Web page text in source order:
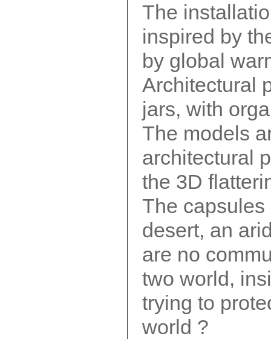
The
inspired by
by global
Architectural
jars, with
The models
architectural
the 3D
The
desert, an
are no
two world,
trying to
world ?